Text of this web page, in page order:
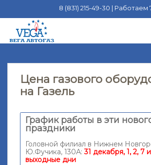
8 (831) 215-49-30 |
i
Цена газового
на Газель
График работы в эти
праздники
Головной филиал в Нижнем
Ю.Фучика, 130А:31 декабря, 1, 2, 7
выходные дни